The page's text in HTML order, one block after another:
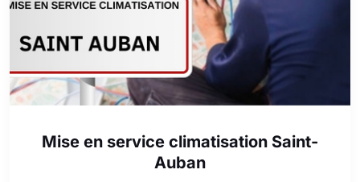
Mise en service climatisation Saint-
Auban